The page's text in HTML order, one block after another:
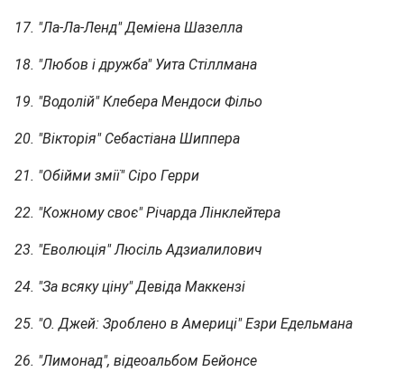
17. "Ла-Ла-Ленд" Деміена Шазелла
18. "Любов і дружба" Уита Стіллмана
19. "Водолій" Клебера Мендоси Фільо
20. "Вікторія" Себастіана Шиппера
21. "Обійми змії" Сіро Герри
22. "Кожному своє" Річарда Лінклейтера
23. "Еволюція" Люсіль Адзиалилович
24. "За всяку ціну" Девіда Маккензі
25. "О. Джей: Зроблено в Америці" Езри Едельмана
26. "Лимонад", відеоальбом Бейонсе